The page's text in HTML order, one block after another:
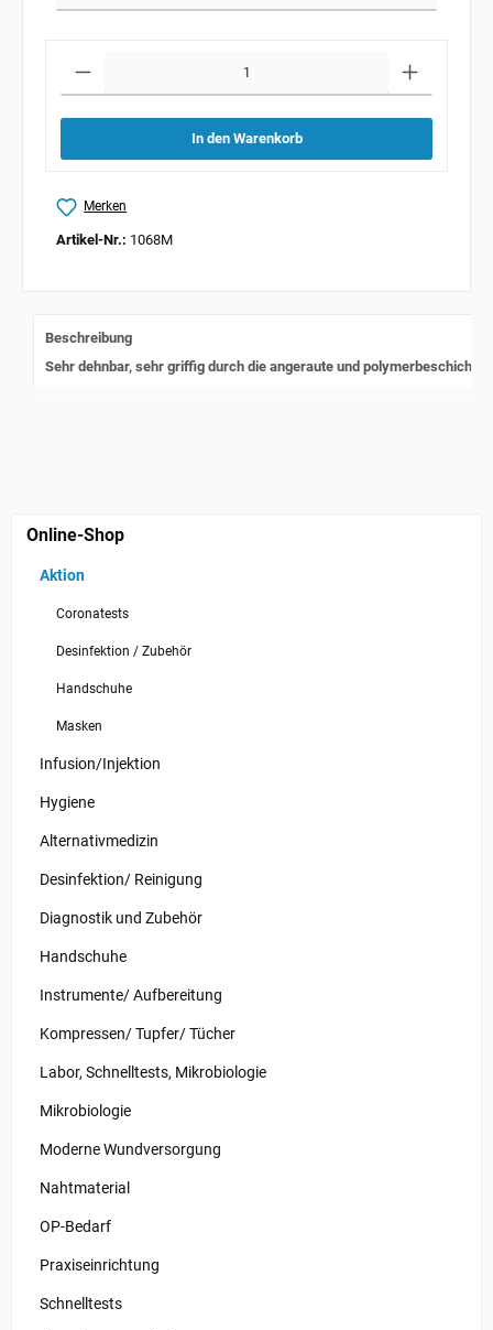
Online-Shop
Aktion
Coronatests
Desinfektion / Zubehör
Handschuhe
Masken
Infusion/Injektion
Hygiene
Alternativmedizin
Desinfektion/ Reinigung
Diagnostik und Zubehör
Handschuhe
Instrumente/ Aufbereitung
Kompressen/ Tupfer/ Tücher
Labor, Schnelltests, Mikrobiologie
Mikrobiologie
Moderne Wundversorgung
Nahtmaterial
OP-Bedarf
Praxiseinrichtung
Schnelltests
In den Warenkorb
Merken
Artikel-Nr.: 1068M
Beschreibung
Sehr dehnbar, sehr griffig durch die angeraute und